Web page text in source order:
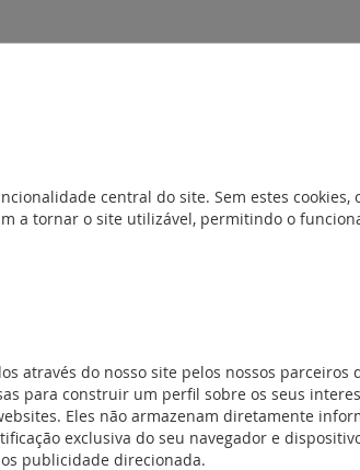
central do site. Sem estes cookies,
a tornar o site utilizável, permitindo o
através do nosso site pelos nossos parceiros
para construir um perfil sobre os seus
Eles não armazenam diretamente
exclusiva do seu navegador e
publicidade direcionada.